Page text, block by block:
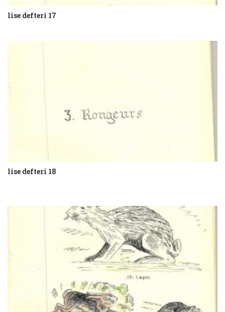
lise defteri 17
lise defteri 18